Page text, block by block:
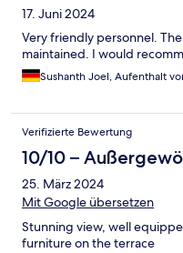
17. Juni 2024
Very friendly personnel.
maintained. I would
Sushanth Joel, Aufenthalt
Verifizierte Bewertung
10/10 –
25. März 2024
Mit Google übersetzen
Stunning view, well
furniture on the terrace